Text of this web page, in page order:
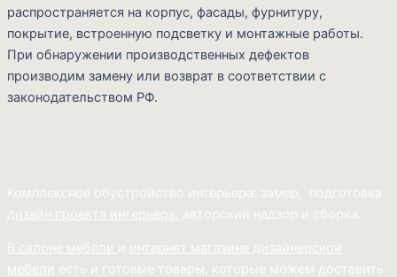
распространяется на корпус, фасады, фурнитуру,
покрытие, встроенную подсветку и монтажные работы.
При обнаружении производственных дефектов
производим замену или возврат в соответствии с
законодательством РФ.
Комплексное обустройство интерьера: замер, подготовка
дизайн проекта интерьера, авторский надзор и сборка.
В салоне мебели и интернет магазине дизайнерской
мебели есть и готовые товары, которые можем доставить